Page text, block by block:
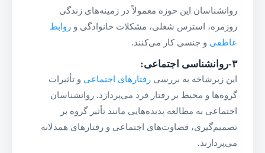
روانشناسان این حوزه معمولاً در زمینه‌های زندگی
روزمره، استرس شغلی، مشکلات خانوادگی و روابط
عاطفی و جنسی کار می‌کنند.
۳-روانشناسی اجتماعی :
این زیرشاخه به بررسی رفتارهای اجتماعی و تأثیرات
گروه‌ها و محیط بر رفتار فرد می‌پردازد. روانشناسان
اجتماعی به مطالعه پدیده‌هایی مانند تأثیر گروه بر
تصمیم‌گیری، قضاوت‌های اجتماعی و رفتارهای همدلانه
می‌پردازند.